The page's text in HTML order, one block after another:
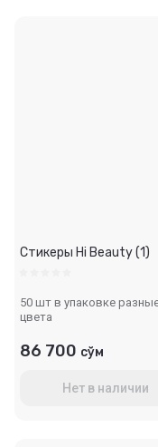
Стикеры Hi Beauty (1)
50 шт в упаковке
цвета
86 700 сўм
Нет в наличии